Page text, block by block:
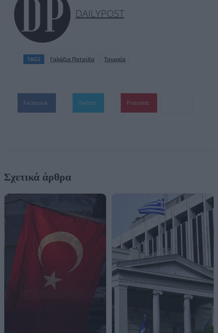
DAILYPOST
TAGS Γαλάζια Πατρίδα Τουρκία
Facebook Twitter Pinterest
Σχετικά άρθρα